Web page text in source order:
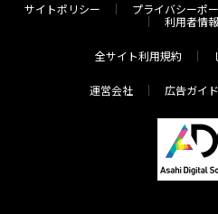
サイトポリシー プライバシーポ
利用者情
全サイト利用規約
運営会社 広告ガイド